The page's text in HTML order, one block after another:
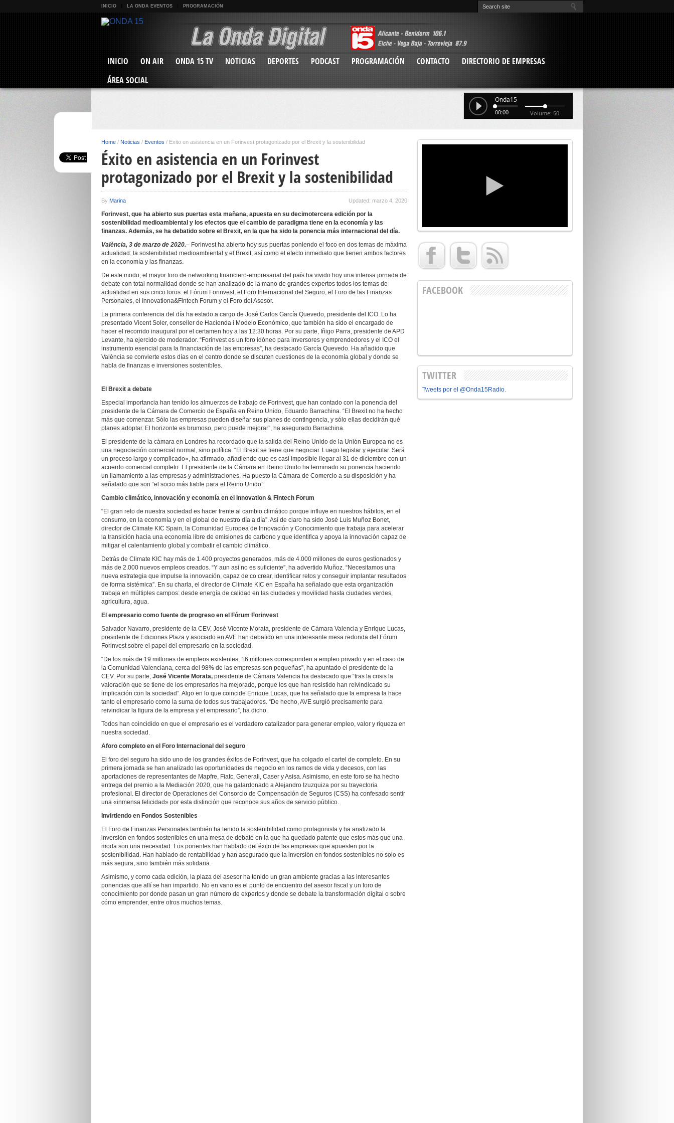
INICIO LA ONDA EVENTOS PROGRAMACIÓN
INICIO ON AIR ONDA 15 TV NOTICIAS DEPORTES PODCAST PROGRAMACIÓN CONTACTO
DIRECTORIO DE EMPRESAS
ÁREA SOCIAL
Onda15
00:00 Volume: 50
Home / Noticias / Eventos / Éxito en asistencia en un Forinvest protagonizado por el Brexit y la sostenibilidad
Éxito en asistencia en un Forinvest
protagonizado por el Brexit y la sostenibilidad
By Marina Updated: marzo 4, 2020
Forinvest, que ha abierto sus puertas esta mañana, apuesta en su decimotercera edición por la
sostenibilidad medioambiental y los efectos que el cambio de paradigma tiene en la economía y las
finanzas. Además, se ha debatido sobre el Brexit, en la que ha sido la ponencia más internacional del día.
València, 3 de marzo de 2020.– Forinvest ha abierto hoy sus puertas poniendo el foco en dos temas de máxima
actualidad: la sostenibilidad medioambiental y el Brexit, así como el efecto inmediato que tienen ambos factores
en la economía y las finanzas.
De este modo, el mayor foro de networking financiero-empresarial del país ha vivido hoy una intensa jornada de
debate con total normalidad donde se han analizado de la mano de grandes expertos todos los temas de
actualidad en sus cinco foros: el Fórum Forinvest, el Foro Internacional del Seguro, el Foro de las Finanzas
Personales, el Innovationa&Fintech Forum y el Foro del Asesor.
La primera conferencia del día ha estado a cargo de José Carlos García Quevedo, presidente del ICO. Lo ha
presentado Vicent Soler, conseller de Hacienda i Modelo Económico, que también ha sido el encargado de
hacer el recorrido inaugural por el certamen hoy a las 12:30 horas. Por su parte, Iñigo Parra, presidente de APD
Levante, ha ejercido de moderador. “Forinvest es un foro idóneo para inversores y emprendedores y el ICO el
instrumento esencial para la financiación de las empresas”, ha destacado García Quevedo. Ha añadido que
València se convierte estos días en el centro donde se discuten cuestiones de la economía global y donde se
habla de finanzas e inversiones sostenibles.
El Brexit a debate
Especial importancia han tenido los almuerzos de trabajo de Forinvest, que han contado con la ponencia del
presidente de la Cámara de Comercio de España en Reino Unido, Eduardo Barrachina. “El Brexit no ha hecho
más que comenzar. Sólo las empresas pueden diseñar sus planes de contingencia, y sólo ellas decidirán qué
planes adoptar. El horizonte es brumoso, pero puede mejorar”, ha asegurado Barrachina.
El presidente de la cámara en Londres ha recordado que la salida del Reino Unido de la Unión Europea no es
una negociación comercial normal, sino política. “El Brexit se tiene que negociar. Luego legislar y ejecutar. Será
un proceso largo y complicado», ha afirmado, añadiendo que es casi imposible llegar al 31 de diciembre con un
acuerdo comercial completo. El presidente de la Cámara en Reino Unido ha terminado su ponencia haciendo
un llamamiento a las empresas y administraciones. Ha puesto la Cámara de Comercio a su disposición y ha
señalado que son “el socio más fiable para el Reino Unido”.
Cambio climático, innovación y economía en el Innovation & Fintech Forum
“El gran reto de nuestra sociedad es hacer frente al cambio climático porque influye en nuestros hábitos, en el
consumo, en la economía y en el global de nuestro día a día”. Así de claro ha sido José Luis Muñoz Bonet,
director de Climate KIC Spain, la Comunidad Europea de Innovación y Conocimiento que trabaja para acelerar
la transición hacia una economía libre de emisiones de carbono y que identifica y apoya la innovación capaz de
mitigar el calentamiento global y combatir el cambio climático.
Detrás de Climate KIC hay más de 1.400 proyectos generados, más de 4.000 millones de euros gestionados y
más de 2.000 nuevos empleos creados. “Y aun así no es suficiente”, ha advertido Muñoz. “Necesitamos una
nueva estrategia que impulse la innovación, capaz de co crear, identificar retos y conseguir implantar resultados
de forma sistémica”. En su charla, el director de Climate KIC en España ha señalado que esta organización
trabaja en múltiples campos: desde energía de calidad en las ciudades y movilidad hasta ciudades verdes,
agricultura, agua.
El empresario como fuente de progreso en el Fórum Forinvest
Salvador Navarro, presidente de la CEV, José Vicente Morata, presidente de Cámara Valencia y Enrique Lucas,
presidente de Ediciones Plaza y asociado en AVE han debatido en una interesante mesa redonda del Fórum
Forinvest sobre el papel del empresario en la sociedad.
“De los más de 19 millones de empleos existentes, 16 millones corresponden a empleo privado y en el caso de
la Comunidad Valenciana, cerca del 98% de las empresas son pequeñas”, ha apuntado el presidente de la
CEV. Por su parte, José Vicente Morata, presidente de Cámara Valencia ha destacado que “tras la crisis la
valoración que se tiene de los empresarios ha mejorado, porque los que han resistido han reivindicado su
implicación con la sociedad”. Algo en lo que coincide Enrique Lucas, que ha señalado que la empresa la hace
tanto el empresario como la suma de todos sus trabajadores. “De hecho, AVE surgió precisamente para
reivindicar la figura de la empresa y el empresario”, ha dicho.
Todos han coincidido en que el empresario es el verdadero catalizador para generar empleo, valor y riqueza en
nuestra sociedad.
Aforo completo en el Foro Internacional del seguro
El foro del seguro ha sido uno de los grandes éxitos de Forinvest, que ha colgado el cartel de completo. En su
primera jornada se han analizado las oportunidades de negocio en los ramos de vida y decesos, con las
aportaciones de representantes de Mapfre, Fiatc, Generali, Caser y Asisa. Asimismo, en este foro se ha hecho
entrega del premio a la Mediación 2020, que ha galardonado a Alejandro Izuzquiza por su trayectoria
profesional. El director de Operaciones del Consorcio de Compensación de Seguros (CSS) ha confesado sentir
una «inmensa felicidad» por esta distinción que reconoce sus años de servicio público.
Invirtiendo en Fondos Sostenibles
El Foro de Finanzas Personales también ha tenido la sostenibilidad como protagonista y ha analizado la
inversión en fondos sostenibles en una mesa de debate en la que ha quedado patente que estos más que una
moda son una necesidad. Los ponentes han hablado del éxito de las empresas que apuesten por la
sostenibilidad. Han hablado de rentabilidad y han asegurado que la inversión en fondos sostenibles no solo es
más segura, sino también más solidaria.
Asimismo, y como cada edición, la plaza del asesor ha tenido un gran ambiente gracias a las interesantes
ponencias que allí se han impartido. No en vano es el punto de encuentro del asesor fiscal y un foro de
conocimiento por donde pasan un gran número de expertos y donde se debate la transformación digital o sobre
cómo emprender, entre otros muchos temas.
FACEBOOK
TWITTER
Tweets por el @Onda15Radio.